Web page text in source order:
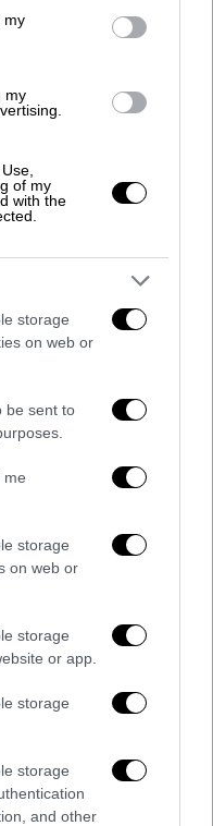
my
my
of my
with the
storage
on web or
be sent to
me
storage
on web or
storage
or app.
storage
storage
and other
Ελλάδα με
τους χειμερινούς
ακτοπλοϊκή
η κινητοποίηση
συμβολικό
την κίνηση
μεσημέρι θα
και των
το μέλλον των
δική σας ευθύνη. Το
σχόλια θα